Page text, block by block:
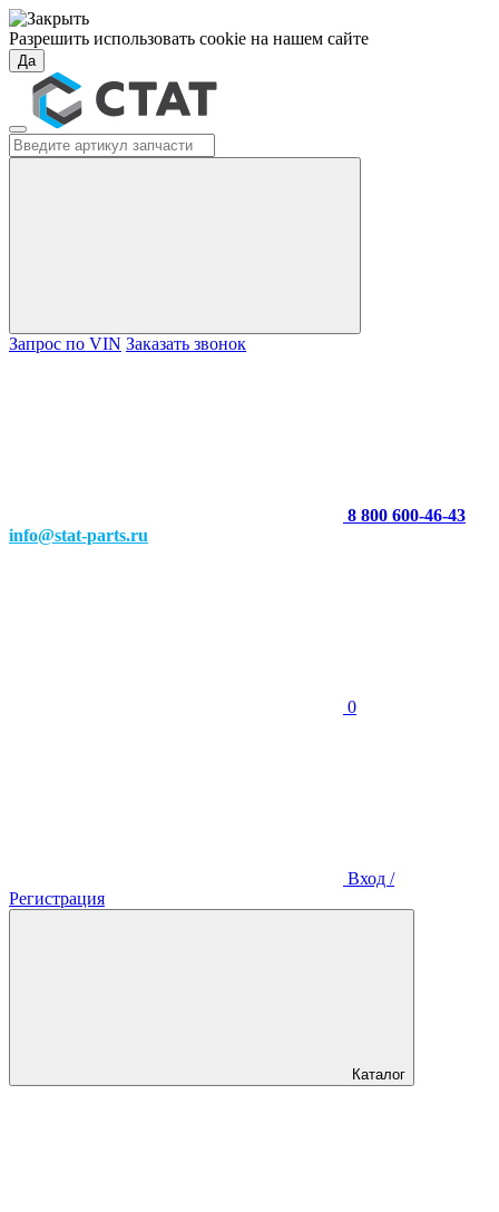
Разрешить использовать cookie на нашем сайте
Да
Запрос по VIN Заказать звонок
8 800 600-46-43
info@stat-parts.ru
0
Вход /
Регистрация
Каталог